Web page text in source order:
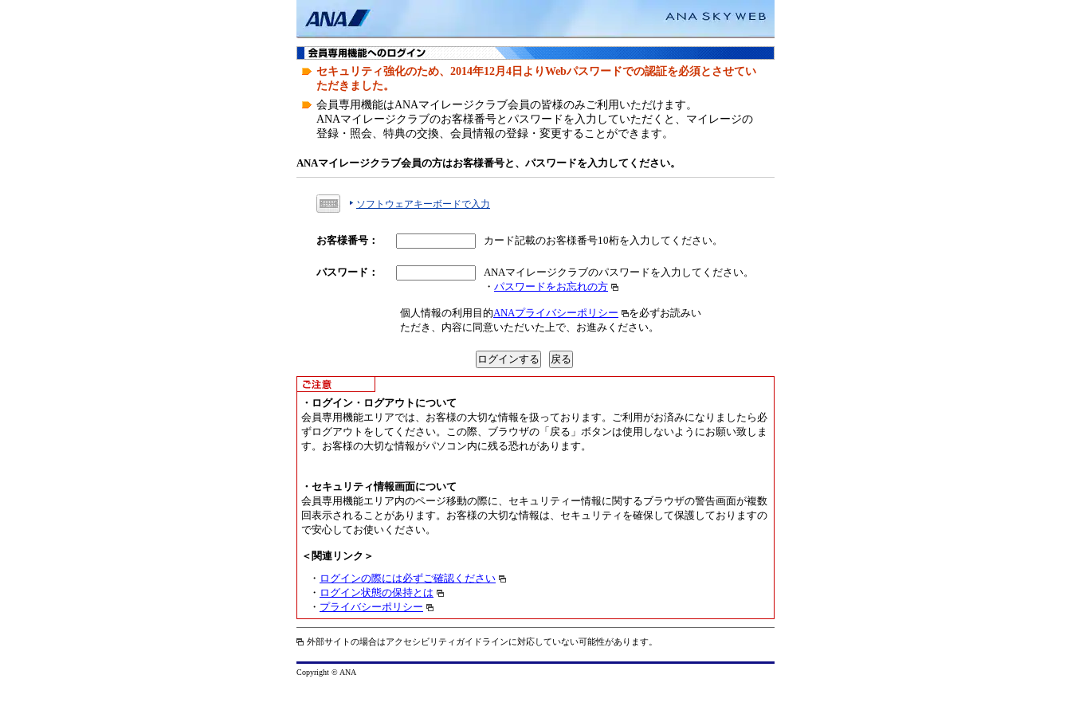
部
サ
イ
ト
場
ア
ク
ン
に
対
応
し
な
い
可
性
ま
す。
セキュリティ強化のため、2014年12月4日よりWebパスワードでの認証を必須とさせてい
ただきました。
会員専用機能はANAマイレージクラブ会員の皆様のみご利用いただけます。
ANAマイレージクラブのお客様番号とパスワードを入力していただくと、マイレージの
登録・照会、特典の交換、会員情報の登録・変更することができます。
ANAマイレージクラブ会員の方はお客様番号と、パスワードを入力してください。
ソフトウェアキーボードで入力
お客様番号 ： カード記載のお客様番号10桁を入力してください。
パスワード ：
ANAマイレージクラブのパスワードを入力してください。
・ パスワードをお忘れの方
個人情報の利用目的ANAプライバシーポリシー
を必ずお読みい
ただき、内容に同意いただいた上で、お進みください。
・ログイン・ログアウトについて
会員専用機能エリアでは、お客様の大切な情報を扱っております。ご利用がお済みになりましたら必
ずログアウトをしてください。この際、ブラウザの「戻る」ボタンは使用しないようにお願い致しま
す。お客様の大切な情報がパソコン内に残る恐れがあります。
・セキュリティ情報画面について
会員専用機能エリア内のページ移動の際に、セキュリティー情報に関するブラウザの警告画面が複数
回表示されることがあります。お客様の大切な情報は、セキュリティを確保して保護しておりますの
で安心してお使いください。
＜関連リンク＞
・ ログインの際には必ずご確認ください
・ ログイン状態の保持とは
・ プライバシーポリシー
外部サイトの場合はアクセシビリティガイドラインに対応していない可能性があります。
Copyright © ANA